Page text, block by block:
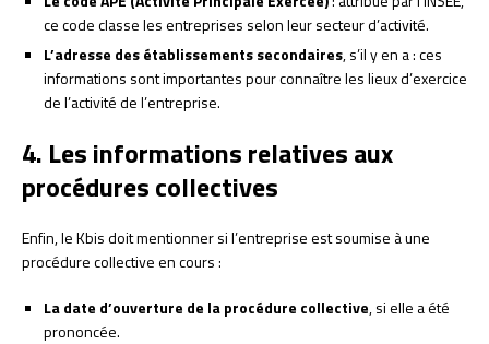
ce code classe les entreprises selon leur secteur d’activité.
L’adresse des établissements secondaires, s’il y en a : ces
informations sont importantes pour connaître les lieux d’exercice
de l’activité de l’entreprise.
4. Les informations relatives aux
procédures collectives
Enfin, le Kbis doit mentionner si l’entreprise est soumise à une
procédure collective en cours :
La date d’ouverture de la procédure collective, si elle a été
prononcée.